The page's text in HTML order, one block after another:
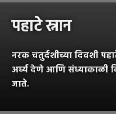
पहाटे स्नान
नरक चतुर्दशीच्या दिवशी
अर्घ्य देणे आणि संध्याकाळी
जाते.